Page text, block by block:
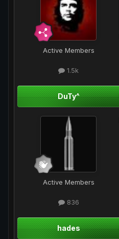
Active Members
1.5k
DuTy^
Active Members
836
hades